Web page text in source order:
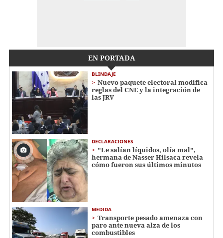
EN PORTADA
BLINDAJE
Nuevo paquete electoral modifica
reglas del CNE y la integración de
las JRV
DECLARACIONES
"Le salían líquidos, olía mal",
hermana de Nasser Hilsaca revela
cómo fueron sus últimos minutos
MEDIDA
Transporte pesado amenaza con
paro ante nueva alza de los
combustibles